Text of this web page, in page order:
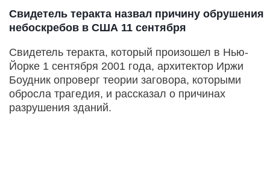
Свидетель теракта назвал причину обрушения
небоскребов в США 11 сентября
Свидетель теракта, который произошел в Нью-
Йорке 1 сентября 2001 года, архитектор Иржи
Боудник опроверг теории заговора, которыми
обросла трагедия, и рассказал о причинах
разрушения зданий.